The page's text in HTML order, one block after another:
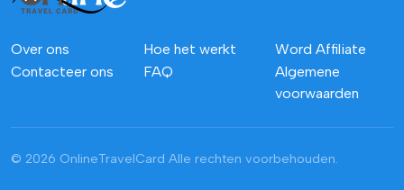
Over ons
Contacteer ons
Hoe het werkt
FAQ
Word Affiliate
Algemene
voorwaarden
© 2026 OnlineTravelCard Alle rechten voorbehouden.